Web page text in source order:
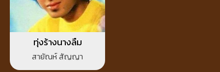
ทุ่งร้างนางลืม
สายัณห์ สัญญา